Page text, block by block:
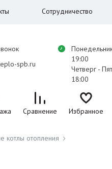
Сотрудничество
spb.ru
19:00
Четверг -
18:00
Сравнение Избранное
котлы отопления